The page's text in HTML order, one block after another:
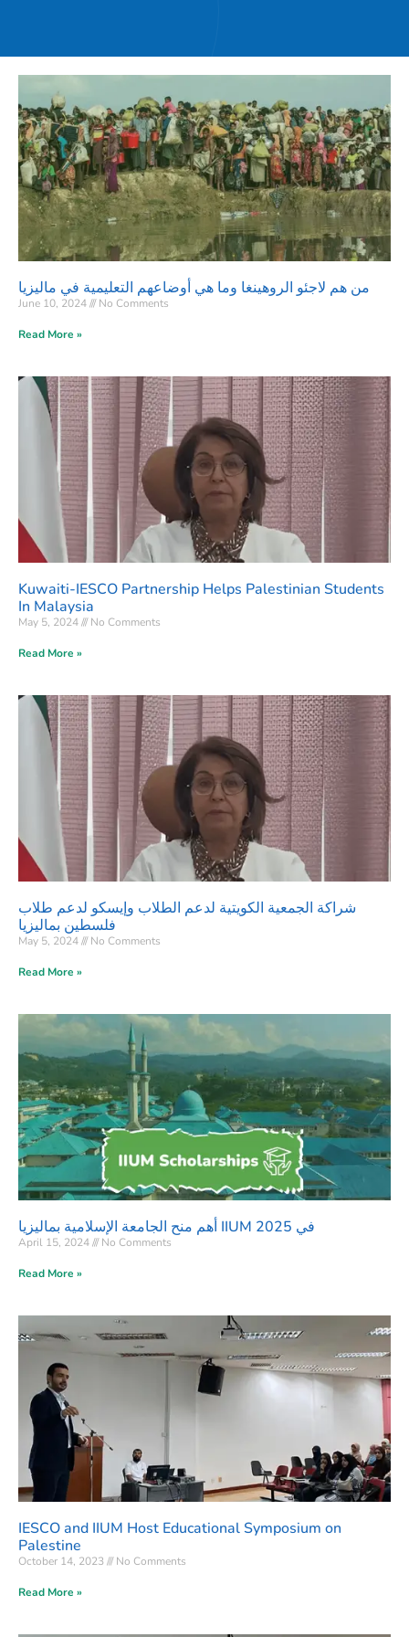
من هم لاجئو الروهينغا وما هي أوضاعهم التعليمية في ماليزيا
June 10, 2024 No Comments
Read More »
Kuwaiti-IESCO Partnership Helps Palestinian Students
In Malaysia
May 5, 2024 No Comments
Read More »
شراكة الجمعية الكويتية لدعم الطلاب وإيسكو لدعم طلاب
فلسطين بماليزيا
May 5, 2024 No Comments
Read More »
أهم منح الجامعة الإسلامية بماليزيا IIUM في 2025
April 15, 2024 No Comments
Read More »
IESCO and IIUM Host Educational Symposium on
Palestine
October 14, 2023 No Comments
Read More »